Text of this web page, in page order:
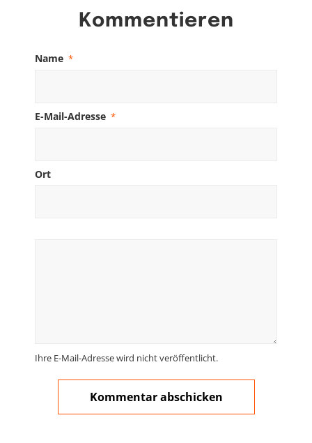
Kommentieren
Name *
E-Mail-Adresse *
Ort
Ihre E-Mail-Adresse wird nicht veröffentlicht.